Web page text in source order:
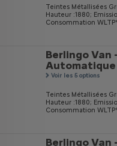
Teintes Métallisées
Hauteur :1880;
Consommation
Berlingo Van
Automatique
Voir les 5 options
Teintes Métallisées
Hauteur :1880;
Consommation
Berlingo Van